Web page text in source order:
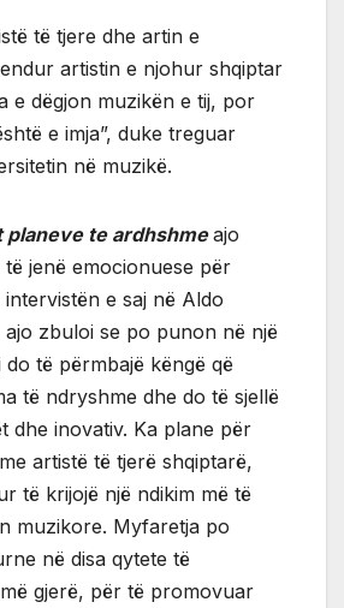
të tjere dhe artin e
artistin e njohur shqiptar
e dëgjon muzikën e tij, por
e imja”, duke treguar
në muzikë.
planeve te ardhshmeajo
jenë emocionuese për
e saj në Aldo
zbuloi se po punon në një
të përmbajë këngë që
të ndryshme dhe do të sjellë
dhe inovativ. Ka plane për
artistë të tjerë shqiptarë,
të krijojë një ndikim më të
muzikore. Myfaretja po
në disa qytete të
gjerë, për të promovuar